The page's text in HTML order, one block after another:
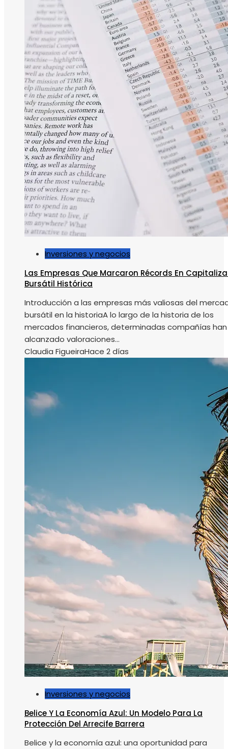
Inversiones y negocios
Las Empresas Que Marcaron Récords En
Bursátil Histórica
Introducción a las empresas más valiosas del
bursátil en la historiaA lo largo de la historia de los
mercados financieros, determinadas compañías han
alcanzado valoraciones...
Claudia FigueiraHace 2 días
Inversiones y negocios
Belice Y La Economía Azul: Un Modelo Para La
Protección Del Arrecife Barrera
Belice y la economía azul: una oportunidad para